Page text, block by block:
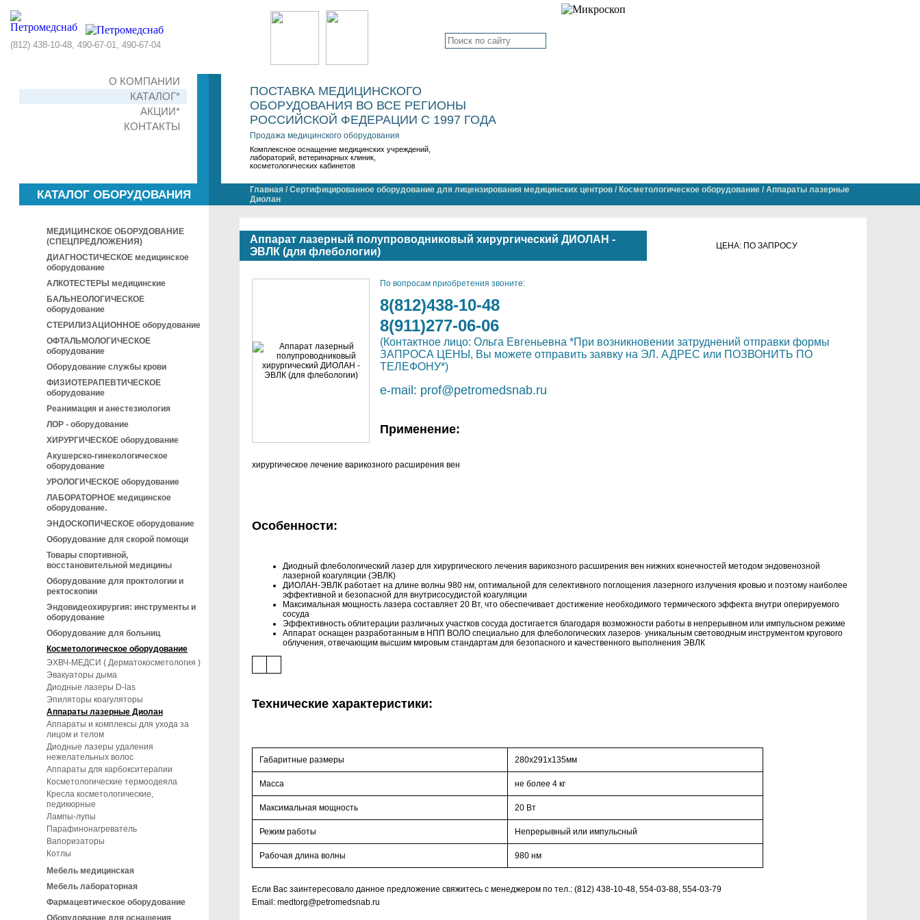
(812) 438-10-48, 490-67-01, 490-67-04
О КОМПАНИИ
КАТАЛОГ*
АКЦИИ*
КОНТАКТЫ
ПОСТАВКА МЕДИЦИНСКОГО
ОБОРУДОВАНИЯ ВО ВСЕ РЕГИОНЫ
РОССИЙСКОЙ ФЕДЕРАЦИИ С 1997 ГОДА
Продажа медицинского оборудования
Комплексное оснащение медицинских учреждений,
лабораторий, ветеринарных клиник,
косметологических кабинетов
КАТАЛОГ ОБОРУДОВАНИЯ
МЕДИЦИНСКОЕ ОБОРУДОВАНИЕ
(СПЕЦПРЕДЛОЖЕНИЯ)
ДИАГНОСТИЧЕСКОЕ медицинское
оборудование
АЛКОТЕСТЕРЫ медицинские
БАЛЬНЕОЛОГИЧЕСКОЕ
оборудование
СТЕРИЛИЗАЦИОННОЕ оборудование
ОФТАЛЬМОЛОГИЧЕСКОЕ
оборудование
Оборудование службы крови
ФИЗИОТЕРАПЕВТИЧЕСКОЕ
оборудование
Реанимация и анестезиология
ЛОР - оборудование
ХИРУРГИЧЕСКОЕ оборудование
Акушерско-гинекологическое
оборудование
УРОЛОГИЧЕСКОЕ оборудование
ЛАБОРАТОРНОЕ медицинское
оборудование.
ЭНДОСКОПИЧЕСКОЕ оборудование
Оборудование для скорой помощи
Товары спортивной,
восстановительной медицины
Оборудование для проктологии и
ректоскопии
Эндовидеохирургия: инструменты и
оборудование
Оборудование для больниц
Косметологическое оборудование
ЭХВЧ-МЕДСИ ( Дерматокосметология )
Эвакуаторы дыма
Диодные лазеры D-las
Эпиляторы коагуляторы
Аппараты лазерные Диолан
Аппараты и комплексы для ухода за
лицом и телом
Диодные лазеры удаления
нежелательных волос
Аппараты для карбокситерапии
Косметологические термоодеяла
Кресла косметологические,
педикюрные
Лампы-лупы
Парафинонагреватель
Вапоризаторы
Котлы
Мебель медицинская
Мебель лабораторная
Фармацевтическое оборудование
Оборудование для оснащения
Главная / Сертифицированное оборудование для лицензирования медицинских центров / Косметологическое оборудование / Аппараты лазерные
Диолан
Аппарат лазерный полупроводниковый хирургический ДИОЛАН -
ЭВЛК (для флебологии)
ЦЕНА: ПО ЗАПРОСУ
По вопросам приобретения звоните:
8(812)438-10-48
8(911)277-06-06
(Контактное лицо: Ольга Евгеньевна *При возникновении затруднений отправки формы
ЗАПРОСА ЦЕНЫ, Вы можете отправить заявку на ЭЛ. АДРЕС или ПОЗВОНИТЬ ПО
ТЕЛЕФОНУ*)
e-mail: prof@petromedsnab.ru
Применение:
хирургическое лечение варикозного расширения вен
Особенности:
Диодный флебологический лазер для хирургического лечения варикозного расширения вен нижних конечностей методом эндовенозной
лазерной коагуляции (ЭВЛК)
ДИОЛАН-ЭВЛК работает на длине волны 980 нм, оптимальной для селективного поглощения лазерного излучения кровью и поэтому наиболее
эффективной и безопасной для внутрисосудистой коагуляции
Максимальная мощность лазера составляет 20 Вт, что обеспечивает достижение необходимого термического эффекта внутри оперируемого
сосуда
Эффективность облитерации различных участков сосуда достигается благодаря возможности работы в непрерывном или импульсном режиме
Аппарат оснащен разработанным в НПП ВОЛО специально для флебологических лазеров· уникальным световодным инструментом кругового
облучения, отвечающим высшим мировым стандартам для безопасного и качественного выполнения ЭВЛК
Технические характеристики:
Габаритные размеры 280х291х135мм
Масса не более 4 кг
Максимальная мощность 20 Вт
Режим работы Непрерывный или импульсный
Рабочая длина волны 980 нм
Если Вас заинтересовало данное предложение свяжитесь с менеджером по тел.: (812) 438-10-48, 554-03-88, 554-03-79
Email: medtorg@petromedsnab.ru